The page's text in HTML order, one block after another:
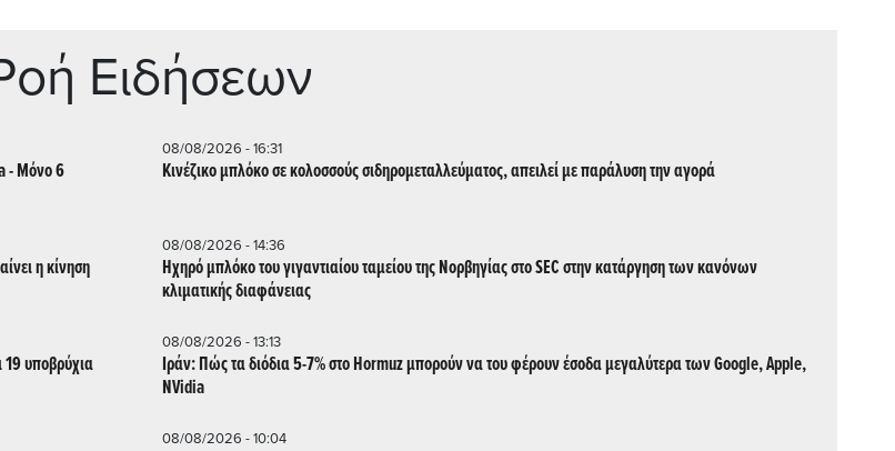
Ειδήσεων
- Mόνο 6
08/08/2026 - 16:31
Κινέζικο μπλόκο σε κολοσσούς σιδηρομεταλλεύματος, απειλεί με παράλυση την αγορά
η κίνηση
08/08/2026 - 14:36
Ηχηρό μπλόκο του γιγαντιαίου ταμείου της Νορβηγίας στο SEC στην κατάργηση των κανόνων
κλιματικής διαφάνειας
υποβρύχια
08/08/2026 - 13:13
Ιράν: Πώς τα διόδια 5-7% στο Hormuz μπορούν να του φέρουν έσοδα μεγαλύτερα των Google, Apple,
NVidia
08/08/2026 - 10:04